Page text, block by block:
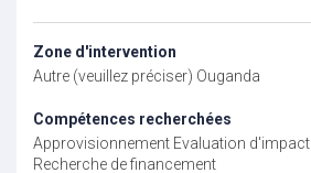
Zone d'intervention
Autre (veuillez préciser) Ouganda
Compétences recherchées
Approvisionnement Evaluation d'impact
Recherche de financement